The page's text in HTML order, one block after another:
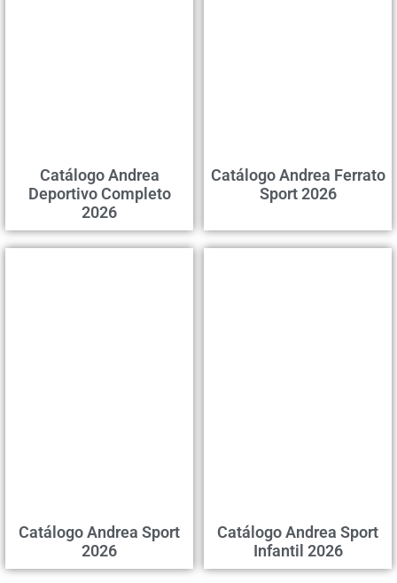
Catálogo Andrea
Deportivo Completo
2026
Catálogo Andrea Ferrato
Sport 2026
Catálogo Andrea Sport
2026
Catálogo Andrea Sport
Infantil 2026